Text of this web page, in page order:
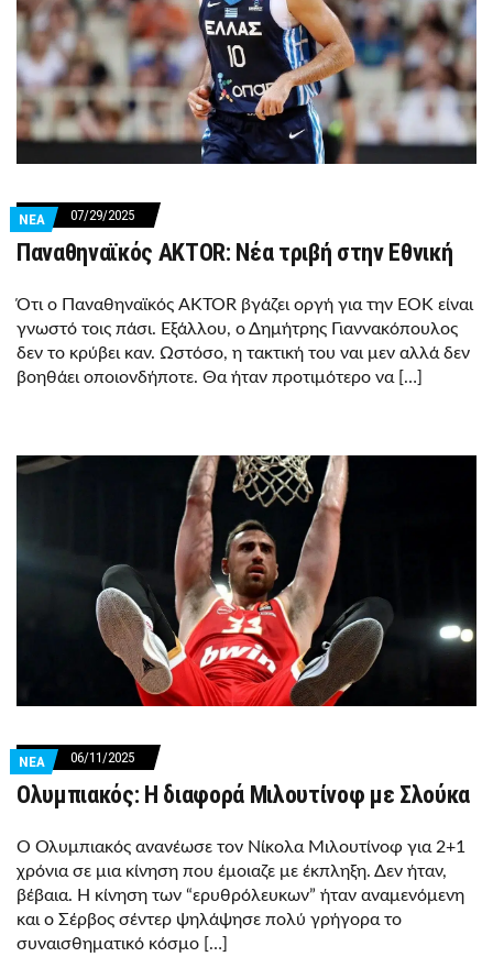
ΝΕΑ 07/29/2025
Παναθηναϊκός AKTOR: Νέα τριβή στην Εθνική
Ότι ο Παναθηναϊκός AKTOR βγάζει οργή για την ΕΟΚ είναι
γνωστό τοις πάσι. Εξάλλου, ο Δημήτρης Γιαννακόπουλος
δεν το κρύβει καν. Ωστόσο, η τακτική του ναι μεν αλλά δεν
βοηθάει οποιονδήποτε. Θα ήταν προτιμότερο να […]
ΝΕΑ 06/11/2025
Ολυμπιακός: Η διαφορά Μιλουτίνοφ με Σλούκα
Ο Ολυμπιακός ανανέωσε τον Νίκολα Μιλουτίνοφ για 2+1
χρόνια σε μια κίνηση που έμοιαζε με έκπληξη. Δεν ήταν,
βέβαια. Η κίνηση των “ερυθρόλευκων” ήταν αναμενόμενη
και ο Σέρβος σέντερ ψηλάψησε πολύ γρήγορα το
συναισθηματικό κόσμο […]